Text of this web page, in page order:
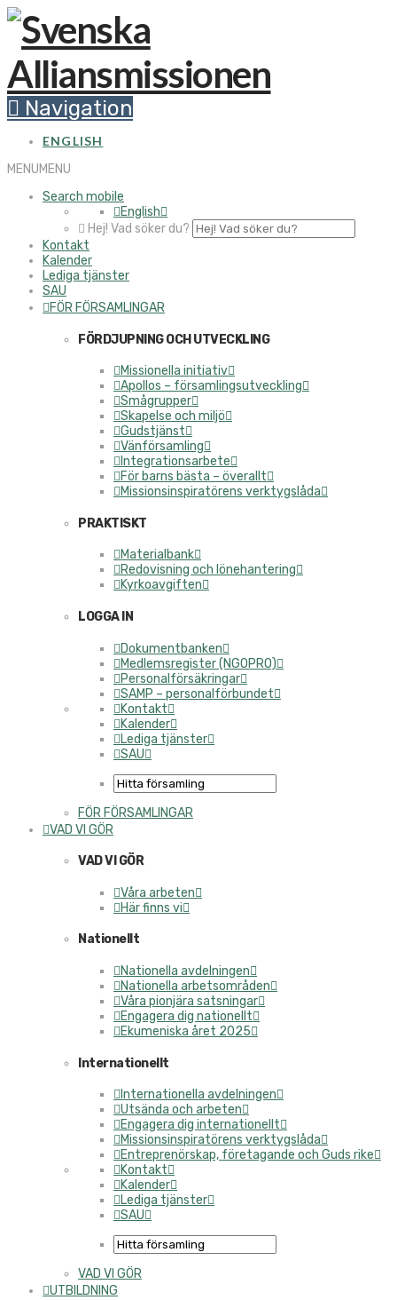
Navigation
ENGLISH
MENUMENU
Search mobile
English
Hej! Vad söker du?
Kontakt
Kalender
Lediga tjänster
SAU
FÖR FÖRSAMLINGAR
FÖRDJUPNING OCH UTVECKLING
Missionella initiativ
Apollos – församlingsutveckling
Smågrupper
Skapelse och miljö
Gudstjänst
Vänförsamling
Integrationsarbete
För barns bästa – överallt
Missionsinspiratörens verktygslåda
PRAKTISKT
Materialbank
Redovisning och lönehantering
Kyrkoavgiften
LOGGA IN
Dokumentbanken
Medlemsregister (NGOPRO)
Personalförsäkringar
SAMP – personalförbundet
Kontakt
Kalender
Lediga tjänster
SAU
FÖR FÖRSAMLINGAR
VAD VI GÖR
VAD VI GÖR
Våra arbeten
Här finns vi
Nationellt
Nationella avdelningen
Nationella arbetsområden
Våra pionjära satsningar
Engagera dig nationellt
Ekumeniska året 2025
Internationellt
Internationella avdelningen
Utsända och arbeten
Engagera dig internationellt
Missionsinspiratörens verktygslåda
Entreprenörskap, företagande och Guds rike
Kontakt
Kalender
Lediga tjänster
SAU
VAD VI GÖR
UTBILDNING